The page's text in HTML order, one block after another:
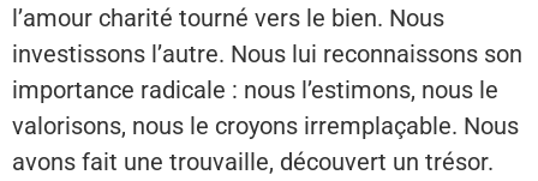
l’amour charité tourné vers le bien. Nous
investissons l’autre. Nous lui reconnaissons son
importance radicale : nous l’estimons, nous le
valorisons, nous le croyons irremplaçable. Nous
avons fait une trouvaille, découvert un trésor.